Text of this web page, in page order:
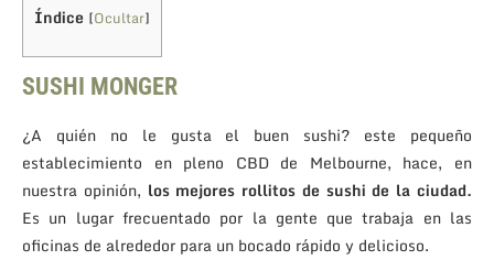
Índice [Ocultar]
SUSHI MONGER
¿A quién no le gusta el buen sushi? este pequeño
establecimiento en pleno CBD de Melbourne, hace, en
nuestra opinión, los mejores rollitos de sushi de la ciudad.
Es un lugar frecuentado por la gente que trabaja en las
oficinas de alrededor para un bocado rápido y delicioso.